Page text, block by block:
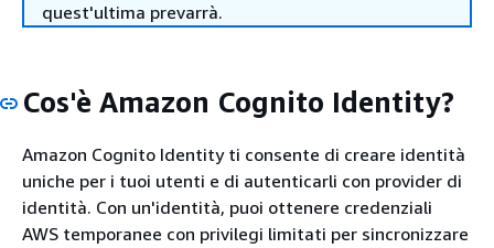
quest'ultima prevarrà.
Cos'è Amazon Cognito Identity?
Amazon Cognito Identity ti consente di creare identità
uniche per i tuoi utenti e di autenticarli con provider di
identità. Con un'identità, puoi ottenere credenziali
AWS temporanee con privilegi limitati per sincronizzare